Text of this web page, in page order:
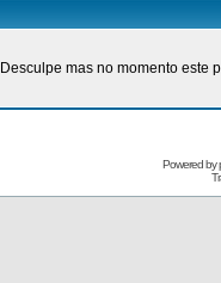
Desculpe mas no momento este
Powered by